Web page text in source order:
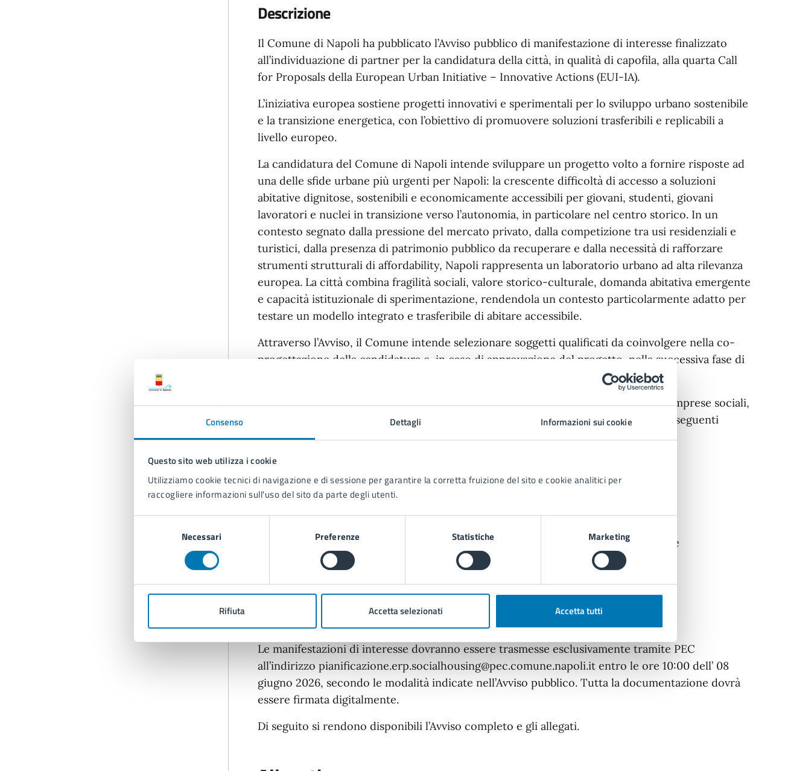
Consenso Dettagli Informazioni sui cookie
Questo sito web utilizza i cookie
Utilizziamo cookie tecnici di navigazione e di sessione per garantire la corretta fruizione del sito e cookie analitici per
raccogliere informazioni sull'uso del sito da parte degli utenti.
Necessari Preferenze Statistiche Marketing
Rifiuta Accetta selezionati Accetta tutti
Descrizione
Il Comune di Napoli ha pubblicato l’Avviso pubblico di manifestazione di interesse finalizzato
all’individuazione di partner per la candidatura della città, in qualità di capofila, alla quarta Call
for Proposals della European Urban Initiative – Innovative Actions (EUI-IA).
L’iniziativa europea sostiene progetti innovativi e sperimentali per lo sviluppo urbano sostenibile
e la transizione energetica, con l’obiettivo di promuovere soluzioni trasferibili e replicabili a
livello europeo.
La candidatura del Comune di Napoli intende sviluppare un progetto volto a fornire risposte ad
una delle sfide urbane più urgenti per Napoli: la crescente difficoltà di accesso a soluzioni
abitative dignitose, sostenibili e economicamente accessibili per giovani, studenti, giovani
lavoratori e nuclei in transizione verso l’autonomia, in particolare nel centro storico. In un
contesto segnato dalla pressione del mercato privato, dalla competizione tra usi residenziali e
turistici, dalla presenza di patrimonio pubblico da recuperare e dalla necessità di rafforzare
strumenti strutturali di affordability, Napoli rappresenta un laboratorio urbano ad alta rilevanza
europea. La città combina fragilità sociali, valore storico-culturale, domanda abitativa emergente
e capacità istituzionale di sperimentazione, rendendola un contesto particolarmente adatto per
testare un modello integrato e trasferibile di abitare accessibile.
Attraverso l’Avviso, il Comune intende selezionare soggetti qualificati da coinvolgere nella co-
progettazione della candidatura e, in caso di approvazione del progetto, nella successiva fase di
Possono partecipare operatori economici, fondazioni, associazioni, cooperative, imprese sociali,
università e centri di ricerca dotati di personalità giuridica e con competenze nei seguenti
ambiti strategici:
– Rigenerazione urbana e housing sociale
– Innovazione finanziaria e impact investing
– Accompagnamento sociale e community management
– Ricerca, monitoraggio e valutazione di impatto, comunicazione e disseminazione
– Digitalizzazione e gestione dati territoriali
– Edilizia sostenibile e innovazione costruttiva
Le manifestazioni di interesse dovranno essere trasmesse esclusivamente tramite PEC
all’indirizzo pianificazione.erp.socialhousing@pec.comune.napoli.it entro le ore 10:00 dell’ 08
giugno 2026, secondo le modalità indicate nell’Avviso pubblico. Tutta la documentazione dovrà
essere firmata digitalmente.
Di seguito si rendono disponibili l’Avviso completo e gli allegati.